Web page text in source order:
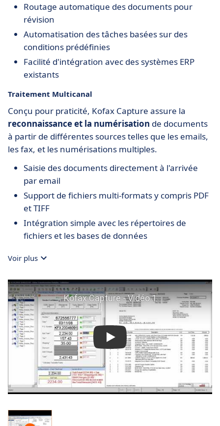
Routage automatique des documents pour
révision
Automatisation des tâches basées sur des
conditions prédéfinies
Facilité d'intégration avec des systèmes ERP
existants
Traitement Multicanal
Conçu pour praticité, Kofax Capture assure la
reconnaissance et la numérisation de documents
à partir de différentes sources telles que les emails,
les fax, et les numérisations multiples.
Saisie des documents directement à l'arrivée
par email
Support de fichiers multi-formats y compris PDF
et TIFF
Intégration simple avec les répertoires de
fichiers et les bases de données
Voir plus